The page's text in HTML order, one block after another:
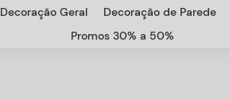
Decoração Geral Decoração de Parede
Promos 30% a 50%